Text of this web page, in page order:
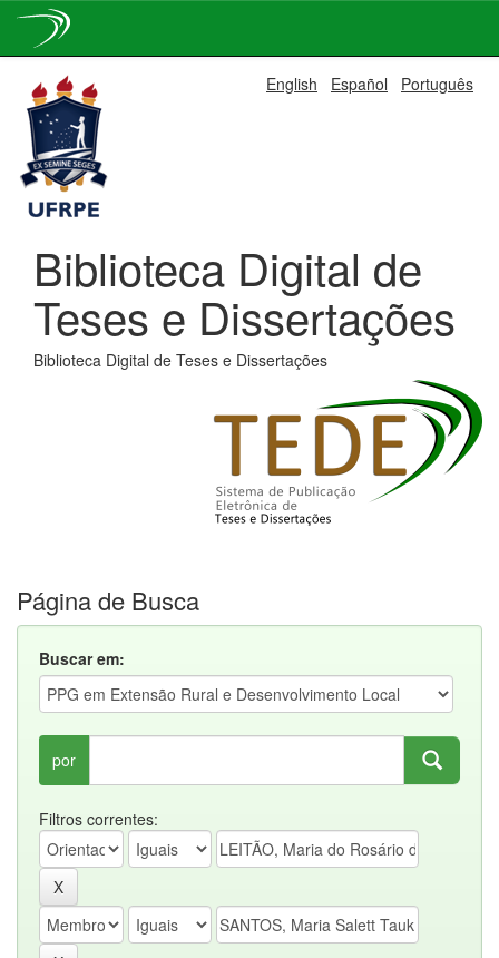
navigation
English Español Português
Biblioteca Digital de
Teses e Dissertações
Biblioteca Digital de Teses e Dissertações
Página de Busca
Buscar em:
por
Filtros correntes: